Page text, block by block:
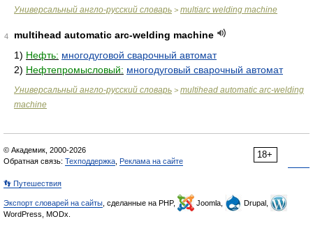
Универсальный англо-русский словарь > multiarc welding machine
4
multihead automatic arc-welding machine
1) Нефть: многодуговой сварочный автомат
2) Нефтепромысловый: многодуговый сварочный автомат
Универсальный англо-русский словарь > multihead automatic arc-welding
machine
18+
© Академик, 2000-2026
Обратная связь: Техподдержка Реклама на сайте
👣 Путешествия
Экспорт словарей на сайты , сделанные на PHP, Joomla,
Drupal,
WordPress, MODx.